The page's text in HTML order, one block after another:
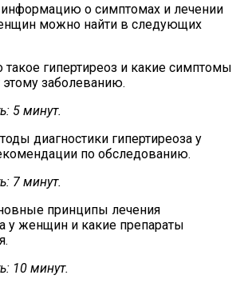
о симптомах и лечении
можно найти в следующих
такое гипертиреоз и какие симптомы
этому заболеванию.
5 минут.
диагностики гипертиреоза у
по обследованию.
7 минут.
принципы лечения
у женщин и какие препараты
10 минут.